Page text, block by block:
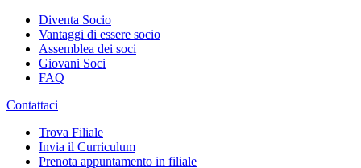
Diventa Socio
Vantaggi di essere socio
Assemblea dei soci
Giovani Soci
FAQ
Contattaci
Trova Filiale
Invia il Curriculum
Prenota appuntamento in filiale